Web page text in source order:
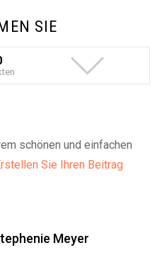
SIE
schönen und einfachen
Sie Ihren Beitrag
Meyer